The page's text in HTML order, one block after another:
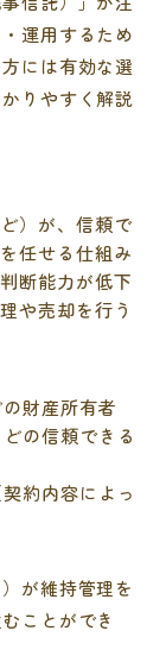
運用するため
には有効な選
りやすく解説
）が、信頼で
任せる仕組み
断能力が低下
や売却を行う
財産所有者
の信頼できる
約内容によっ
が維持管理を
ことができ